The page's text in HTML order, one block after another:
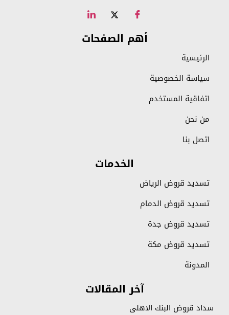
أهم الصفحات
الرئيسية
سياسة الخصوصية
اتفاقية المستخدم
من نحن
اتصل بنا
الخدمات
تسديد قروض الرياض
تسديد قروض الدمام
تسديد قروض جدة
تسديد قروض مكة
المدونة
آخر المقالات
سداد قروض البنك الاهلي